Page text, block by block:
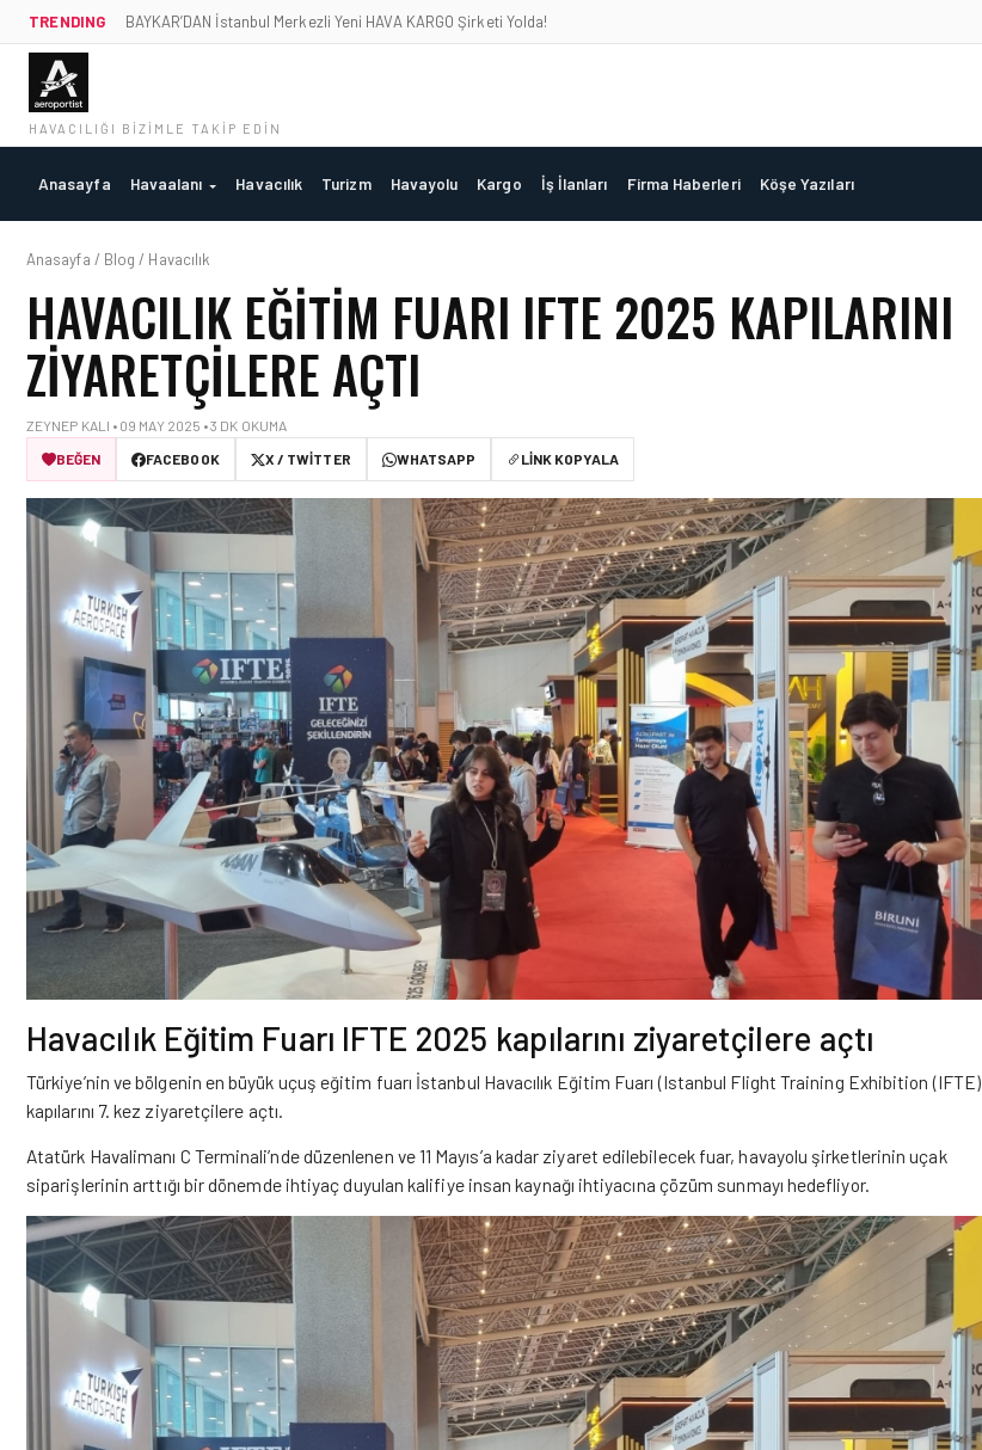
TRENDING BAYKAR’DAN İstanbul Merkezli Yeni HAVA KARGO Şirketi Yolda!
HAVACILIĞI BIZIMLE TAKIP EDIN
Anasayfa Havaalanı Havacılık Turizm Havayolu Kargo İş İlanları Firma Haberleri Köşe Yazıları
Anasayfa / Blog / Havacılık
HAVACILIK EĞITIM FUARI IFTE 2025 KAPILARINI
ZIYARETÇILERE AÇTI
ZEYNEP KALI • 09 MAY 2025 • 3 DK OKUMA
BEĞEN
FACEBOOK X / TWITTER WHATSAPP LINK KOPYALA
Havacılık Eğitim Fuarı IFTE 2025 kapılarını ziyaretçilere açtı
Türkiye’nin ve bölgenin en büyük uçuş eğitim fuarı İstanbul Havacılık Eğitim Fuarı (Istanbul Flight Training Exhibition (IFTE)
kapılarını 7. kez ziyaretçilere açtı.
Atatürk Havalimanı C Terminali’nde düzenlenen ve 11 Mayıs’a kadar ziyaret edilebilecek fuar, havayolu şirketlerinin uçak
siparişlerinin arttığı bir dönemde ihtiyaç duyulan kalifiye insan kaynağı ihtiyacına çözüm sunmayı hedefliyor.